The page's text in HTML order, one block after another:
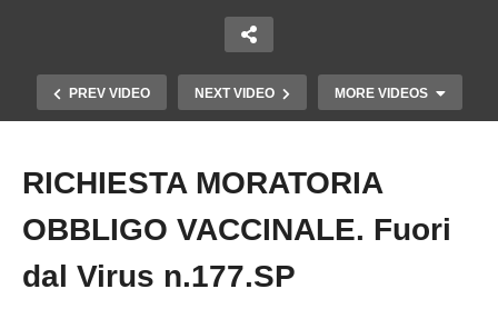
PREV VIDEO NEXT VIDEO MORE VIDEOS
Copy Embed Code
RICHIESTA MORATORIA
OBBLIGO VACCINALE. Fuori
dal Virus n.177.SP